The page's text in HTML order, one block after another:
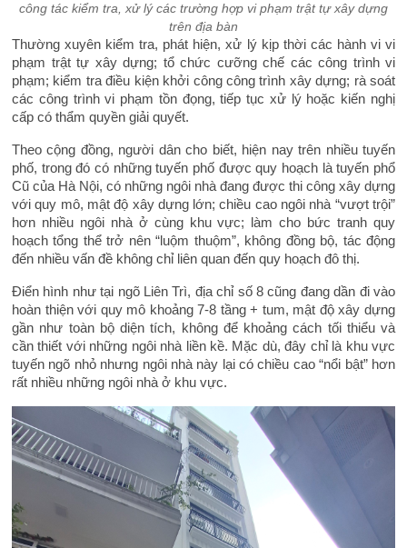
công tác kiểm tra, xử lý các trường hợp vi phạm trật tự xây dựng
trên địa bàn
Thường xuyên kiểm tra, phát hiện, xử lý kịp thời các hành vi vi
phạm trật tự xây dựng; tổ chức cưỡng chế các công trình vi
phạm; kiểm tra điều kiện khởi công công trình xây dựng; rà soát
các công trình vi phạm tồn đọng, tiếp tục xử lý hoặc kiến nghị
cấp có thẩm quyền giải quyết.
Theo cộng đồng, người dân cho biết, hiện nay trên nhiều tuyến
phố, trong đó có những tuyến phố được quy hoạch là tuyến phổ
Cũ của Hà Nội, có những ngôi nhà đang được thi công xây dựng
với quy mô, mật độ xây dựng lớn; chiều cao ngôi nhà “vượt trội”
hơn nhiều ngôi nhà ở cùng khu vực; làm cho bức tranh quy
hoạch tổng thể trở nên “luộm thuộm”, không đồng bộ, tác động
đến nhiều vấn đề không chỉ liên quan đến quy hoạch đô thị.
Điển hình như tại ngõ Liên Trì, địa chỉ số 8 cũng đang dần đi vào
hoàn thiện với quy mô khoảng 7-8 tầng + tum, mật độ xây dựng
gần như toàn bộ diện tích, không để khoảng cách tối thiểu và
cần thiết với những ngôi nhà liền kề. Mặc dù, đây chỉ là khu vực
tuyến ngõ nhỏ nhưng ngôi nhà này lại có chiều cao “nổi bật” hơn
rất nhiều những ngôi nhà ở khu vực.